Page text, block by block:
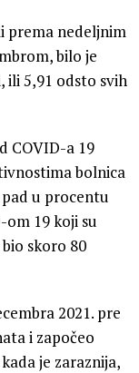
prema nedeljnim
bilo je
ili 5,91 odsto svih
COVID-a 19
bolnica
pad u procentu
19 koji su
skoro 80
2021. pre
i započeo
je zaraznija,